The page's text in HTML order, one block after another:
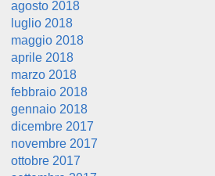
agosto 2018
luglio 2018
maggio 2018
aprile 2018
marzo 2018
febbraio 2018
gennaio 2018
dicembre 2017
novembre 2017
ottobre 2017